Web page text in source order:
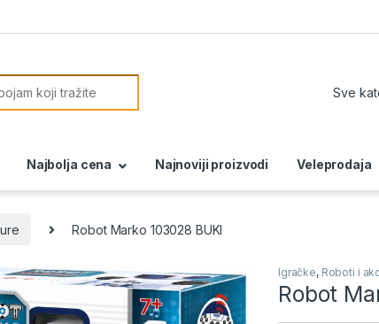
Najbolja cena Najnoviji proizvodi Veleprodaja
Robot Marko 103028 BUKI
Igračke, Roboti i
Robot